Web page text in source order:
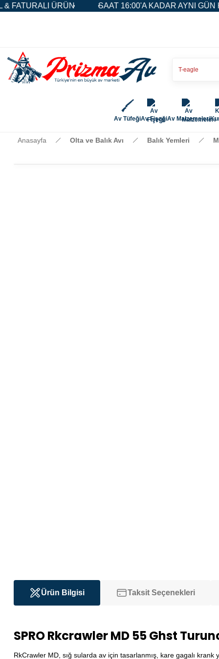
ÜRÜN SAAT 16:00'A KADAR AYNI GÜN
Av TüfeğiAv FişeğiAv Malzemeleri
Anasayfa Olta ve Balık Avı Balık Yemleri
Ürün Bilgisi Taksit Seçenekleri
SPRO Rkcrawler MD 55 Ghst
RkCrawler MD, sığ sularda av için tasarlanmış, kare gagalı